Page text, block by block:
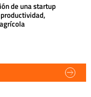
de una startup